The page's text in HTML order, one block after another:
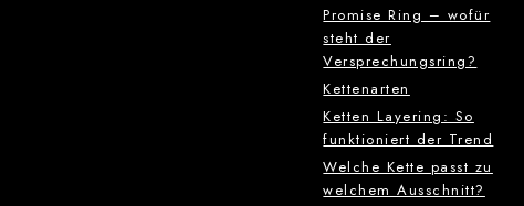
Promise Ring – wofür
steht der
Versprechungsring?
Kettenarten
Ketten Layering: So
funktioniert der Trend
Welche Kette passt zu
welchem Ausschnitt?